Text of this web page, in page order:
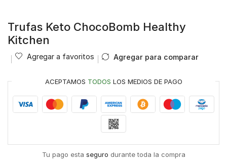
Trufas Keto ChocoBomb Healthy
Kitchen
Agregar a favoritos Agregar para comparar
ACEPTAMOS TODOS LOS MEDIOS DE PAGO
Tu pago esta seguro durante toda la compra